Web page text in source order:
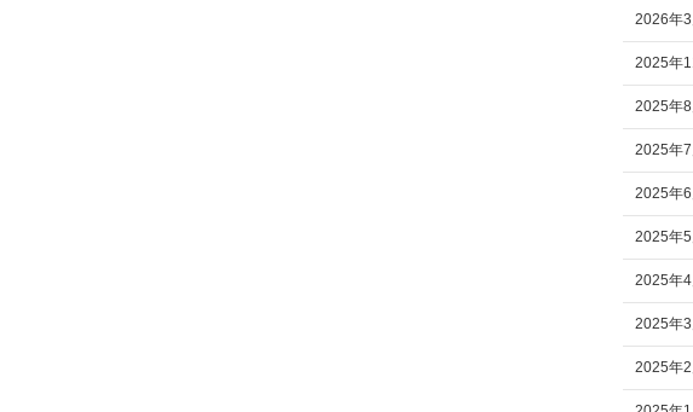
2026年3
2025年
2025年8
2025年7
2025年6
2025年5
2025年4
2025年3
2025年2